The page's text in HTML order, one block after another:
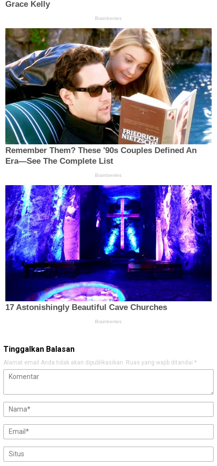
Tinggalkan Balasan
Alamat email Anda tidak akan dipublikasikan. Ruas yang wajib ditandai *